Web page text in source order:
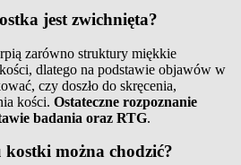
jest zwichnięta?
zarówno struktury miękkie
dlatego na podstawie objawów w
czy doszło do skręcenia,
kości. Ostateczne rozpoznanie
badania oraz RTG.
można chodzić?